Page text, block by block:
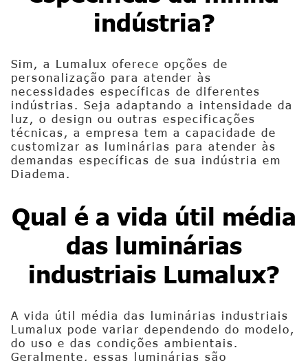
indústria?
Sim, a Lumalux oferece opções de
personalização para atender às
necessidades específicas de diferentes
indústrias. Seja adaptando a intensidade da
luz, o design ou outras especificações
técnicas, a empresa tem a capacidade de
customizar as luminárias para atender às
demandas específicas de sua indústria em
Diadema.
Qual é a vida útil média
das luminárias
industriais Lumalux?
A vida útil média das luminárias industriais
Lumalux pode variar dependendo do modelo,
do uso e das condições ambientais.
Geralmente, essas luminárias são